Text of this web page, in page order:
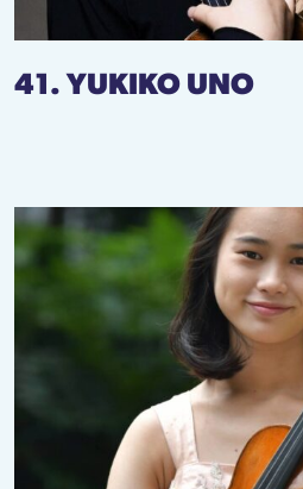
41. YUKIKO UNO